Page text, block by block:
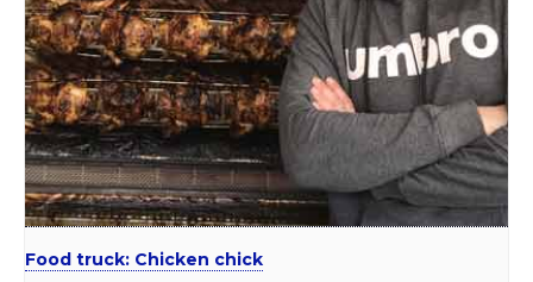
Food truck: Chicken chick